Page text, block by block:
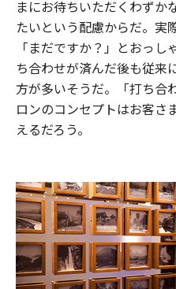
まにお待ちいただくわずか
たいという配慮からだ。実
「まだですか？」とおっ
ち合わせが済んだ後も従来
方が多いそうだ。「打ち合
ロンのコンセプトはお客さ
えるだろう。